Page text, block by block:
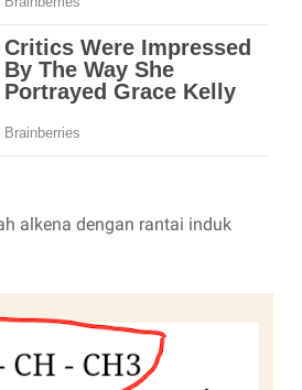
alkena dengan rantai induk